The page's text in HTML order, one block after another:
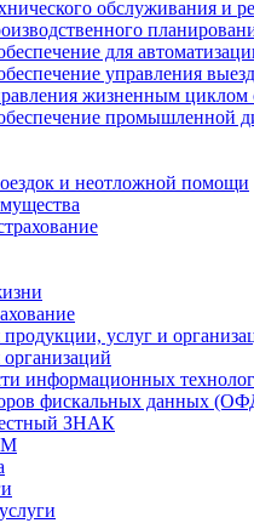
обслуживания и
для
управления
жизненным циклом
промышленной
и неотложной помощи
услуг и
информационных
фискальных данных
ЗНАК